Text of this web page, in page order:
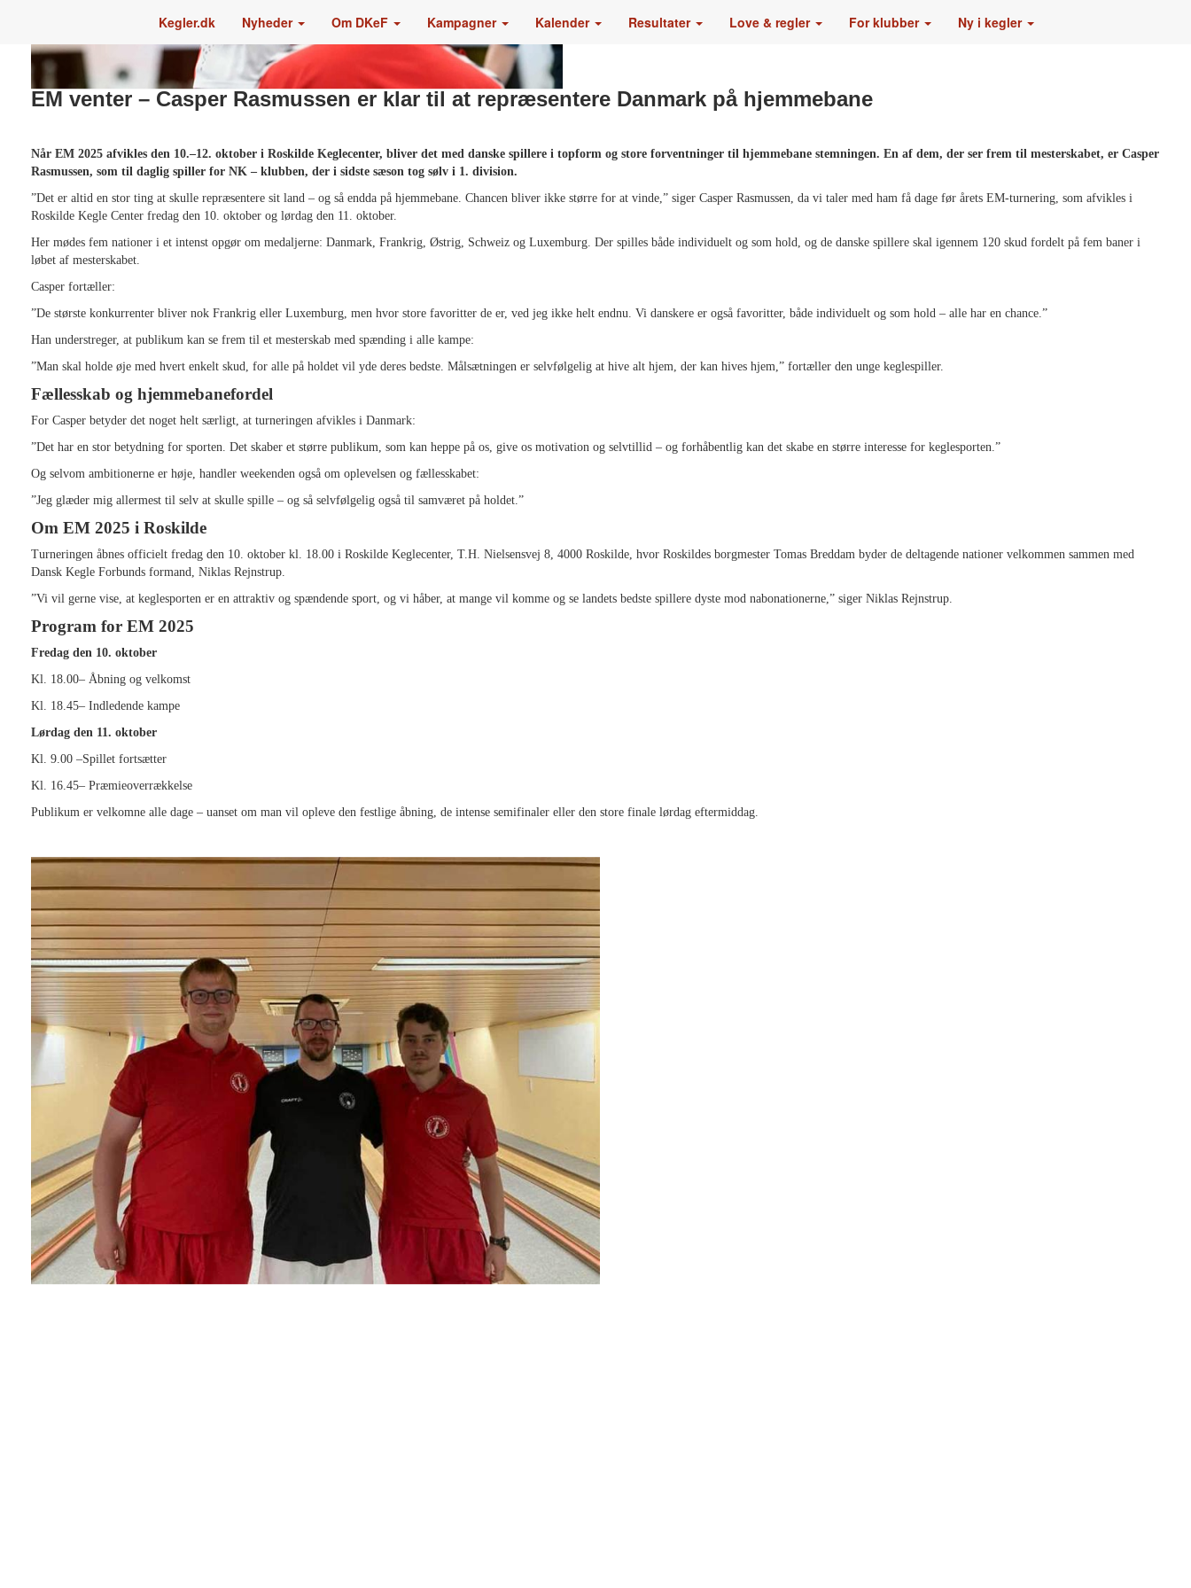
Kegler.dk Nyheder Om DKeF Kampagner Kalender Resultater Love & regler For klubber Ny i kegler
EM venter – Casper Rasmussen er klar til at repræsentere Danmark på hjemmebane
Når EM 2025 afvikles den 10.–12. oktober i Roskilde Keglecenter, bliver det med danske spillere i topform og store forventninger til hjemmebane stemningen. En af dem, der ser frem til mesterskabet, er Casper
Rasmussen, som til daglig spiller for NK – klubben, der i sidste sæson tog sølv i 1. division.
”Det er altid en stor ting at skulle repræsentere sit land – og så endda på hjemmebane. Chancen bliver ikke større for at vinde,” siger Casper Rasmussen, da vi taler med ham få dage før årets EM-turnering, som afvikles i
Roskilde Kegle Center fredag den 10. oktober og lørdag den 11. oktober.
Her mødes fem nationer i et intenst opgør om medaljerne: Danmark, Frankrig, Østrig, Schweiz og Luxemburg. Der spilles både individuelt og som hold, og de danske spillere skal igennem 120 skud fordelt på fem baner i
løbet af mesterskabet.
Casper fortæller:
”De største konkurrenter bliver nok Frankrig eller Luxemburg, men hvor store favoritter de er, ved jeg ikke helt endnu. Vi danskere er også favoritter, både individuelt og som hold – alle har en chance.”
Han understreger, at publikum kan se frem til et mesterskab med spænding i alle kampe:
”Man skal holde øje med hvert enkelt skud, for alle på holdet vil yde deres bedste. Målsætningen er selvfølgelig at hive alt hjem, der kan hives hjem,” fortæller den unge keglespiller.
Fællesskab og hjemmebanefordel
For Casper betyder det noget helt særligt, at turneringen afvikles i Danmark:
”Det har en stor betydning for sporten. Det skaber et større publikum, som kan heppe på os, give os motivation og selvtillid – og forhåbentlig kan det skabe en større interesse for keglesporten.”
Og selvom ambitionerne er høje, handler weekenden også om oplevelsen og fællesskabet:
”Jeg glæder mig allermest til selv at skulle spille – og så selvfølgelig også til samværet på holdet.”
Om EM 2025 i Roskilde
Turneringen åbnes officielt fredag den 10. oktober kl. 18.00 i Roskilde Keglecenter, T.H. Nielsensvej 8, 4000 Roskilde, hvor Roskildes borgmester Tomas Breddam byder de deltagende nationer velkommen sammen med
Dansk Kegle Forbunds formand, Niklas Rejnstrup.
”Vi vil gerne vise, at keglesporten er en attraktiv og spændende sport, og vi håber, at mange vil komme og se landets bedste spillere dyste mod nabonationerne,” siger Niklas Rejnstrup.
Program for EM 2025
Fredag den 10. oktober
Kl. 18.00– Åbning og velkomst
Kl. 18.45– Indledende kampe
Lørdag den 11. oktober
Kl. 9.00 –Spillet fortsætter
Kl. 16.45– Præmieoverrækkelse
Publikum er velkomne alle dage – uanset om man vil opleve den festlige åbning, de intense semifinaler eller den store finale lørdag eftermiddag.